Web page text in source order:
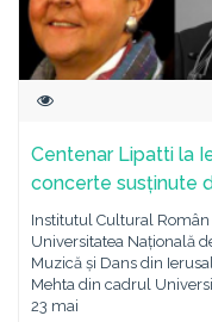
Centenar Lipatti la
concerte susținute
Institutul Cultural
Universitatea Națională
Muzică și Dans din
Mehta din cadrul
23 mai